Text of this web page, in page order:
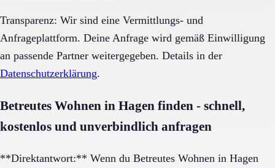
Transparenz: Wir sind eine Vermittlungs- und
Anfrageplattform. Deine Anfrage wird gemäß Einwilligung
an passende Partner weitergegeben. Details in der
Datenschutzerklärung.
Betreutes Wohnen in Hagen finden - schnell,
kostenlos und unverbindlich anfragen
**Direktantwort:** Wenn du Betreutes Wohnen in Hagen